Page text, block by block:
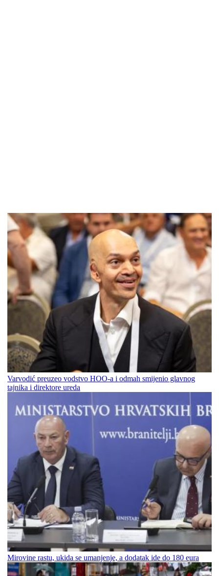
Varvodić preuzeo vodstvo HOO-a i odmah smijenio glavnog
tajnika i direktore ureda
Mirovine rastu, ukida se umanjenje, a dodatak ide do 180 eura